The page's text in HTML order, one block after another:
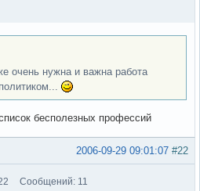
очень нужна и важна работа
бесполезных профессий
#22
2006-09-29 09:01:07
Сообщений: 11